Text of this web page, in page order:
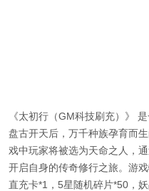
《太初行（GM科技刷充）》
盘古开天后，万千种族孕育而
戏中玩家将被选为天命之人，
开启自身的传奇修行之旅。游
直充卡*1，5星随机碎片*50，